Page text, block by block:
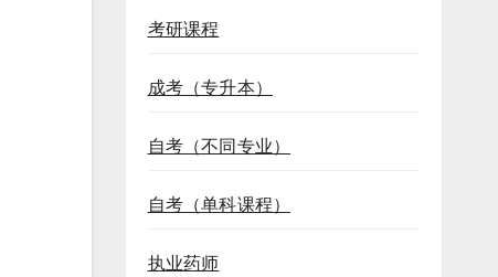
考研课程
成考（专升本）
自考（不同专业）
自考（单科课程）
执业药师